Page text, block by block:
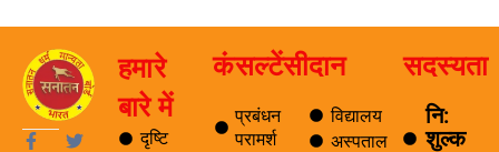
F T
T I
हमारे
बारे में
दृष्टि
कंसल्टेंसी
प्रबंधन
परामर्श
दान
विद्यालय
अस्पताल
सदस्यता
नि:
शुल्क